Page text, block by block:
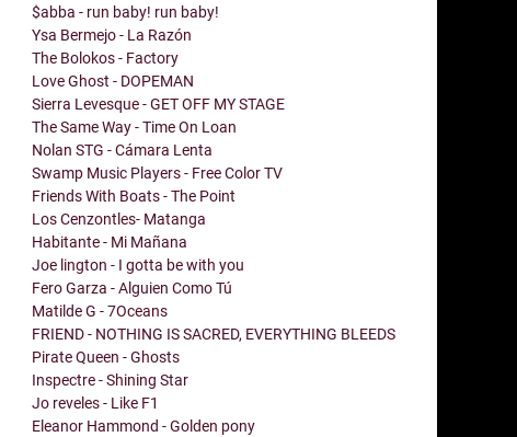
$abba - run baby! run baby!
Ysa Bermejo - La Razón
The Bolokos - Factory
Love Ghost - DOPEMAN
Sierra Levesque - GET OFF MY STAGE
The Same Way - Time On Loan
Nolan STG - Cámara Lenta
Swamp Music Players - Free Color TV
Friends With Boats - The Point
Los Cenzontles- Matanga
Habitante - Mi Mañana
Joe lington - I gotta be with you
Fero Garza - Alguien Como Tú
Matilde G - 7Oceans
FRIEND - NOTHING IS SACRED, EVERYTHING BLEEDS
Pirate Queen - Ghosts
Inspectre - Shining Star
Jo reveles - Like F1
Eleanor Hammond - Golden pony